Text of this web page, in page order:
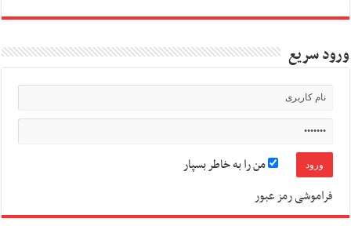
ورود سریع
من را به خاطر بسپار
فراموشی رمز عبور